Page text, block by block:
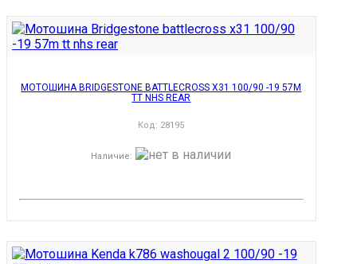
МОТОШИНА BRIDGESTONE BATTLECROSS X31 100/90 -19 57M
TT NHS REAR
Код: 28195
Наличие: